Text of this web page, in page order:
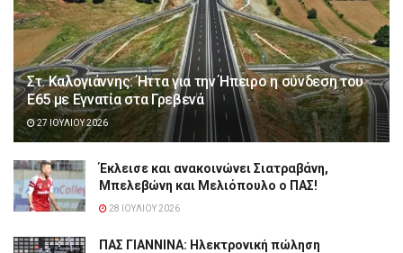
Στ. Καλογιάννης: Ήττα για την Ήπειρο η σύνδεση του
Ε65 με Εγνατία στα Γρεβενά
27 ΙΟΥΛΊΟΥ 2026
Έκλεισε και ανακοινώνει Σιατραβάνη,
Μπελεβώνη και Μελιόπουλο ο ΠΑΣ!
28 ΙΟΥΛΊΟΥ 2026
ΠΑΣ ΓΙΑΝΝΙΝΑ: Hλεκτρονική πώληση